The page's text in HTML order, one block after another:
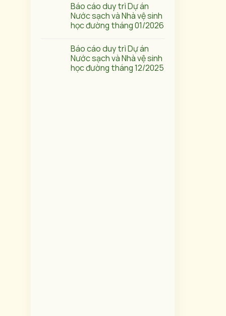
Báo cáo duy trì Dự án
Nước sạch và Nhà vệ sinh
học đường tháng 01/2026
Báo cáo duy trì Dự án
Nước sạch và Nhà vệ sinh
học đường tháng 12/2025